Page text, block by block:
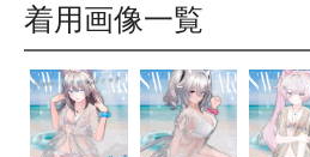
着用画像一覧